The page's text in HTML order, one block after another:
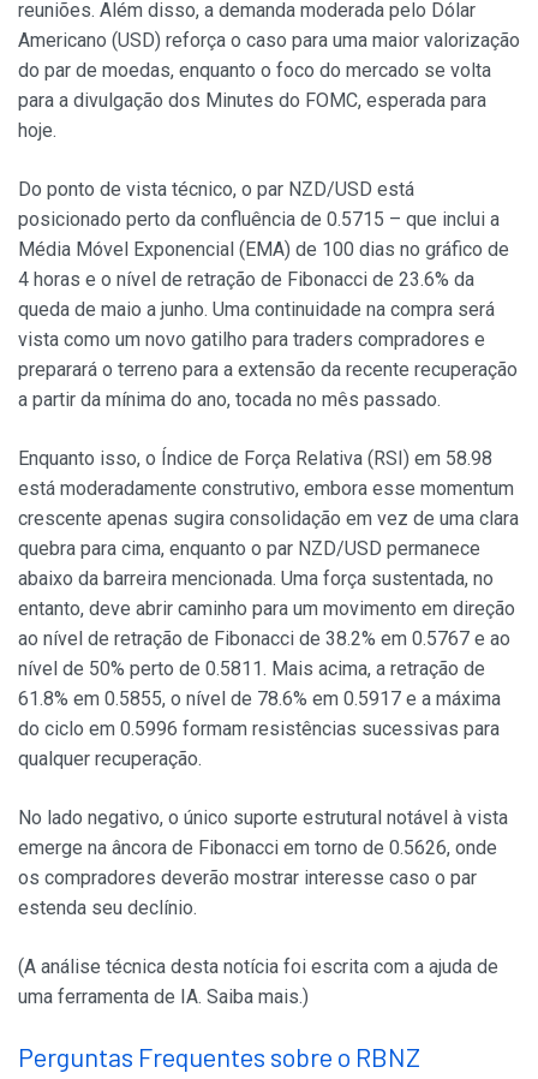
reuniões. Além disso, a demanda moderada pelo Dólar
Americano (USD) reforça o caso para uma maior valorização
do par de moedas, enquanto o foco do mercado se volta
para a divulgação dos Minutes do FOMC, esperada para
hoje.
Do ponto de vista técnico, o par NZD/USD está
posicionado perto da confluência de 0.5715 – que inclui a
Média Móvel Exponencial (EMA) de 100 dias no gráfico de
4 horas e o nível de retração de Fibonacci de 23.6% da
queda de maio a junho. Uma continuidade na compra será
vista como um novo gatilho para traders compradores e
preparará o terreno para a extensão da recente recuperação
a partir da mínima do ano, tocada no mês passado.
Enquanto isso, o Índice de Força Relativa (RSI) em 58.98
está moderadamente construtivo, embora esse momentum
crescente apenas sugira consolidação em vez de uma clara
quebra para cima, enquanto o par NZD/USD permanece
abaixo da barreira mencionada. Uma força sustentada, no
entanto, deve abrir caminho para um movimento em direção
ao nível de retração de Fibonacci de 38.2% em 0.5767 e ao
nível de 50% perto de 0.5811. Mais acima, a retração de
61.8% em 0.5855, o nível de 78.6% em 0.5917 e a máxima
do ciclo em 0.5996 formam resistências sucessivas para
qualquer recuperação.
No lado negativo, o único suporte estrutural notável à vista
emerge na âncora de Fibonacci em torno de 0.5626, onde
os compradores deverão mostrar interesse caso o par
estenda seu declínio.
(A análise técnica desta notícia foi escrita com a ajuda de
uma ferramenta de IA. Saiba mais.)
Perguntas Frequentes sobre o RBNZ